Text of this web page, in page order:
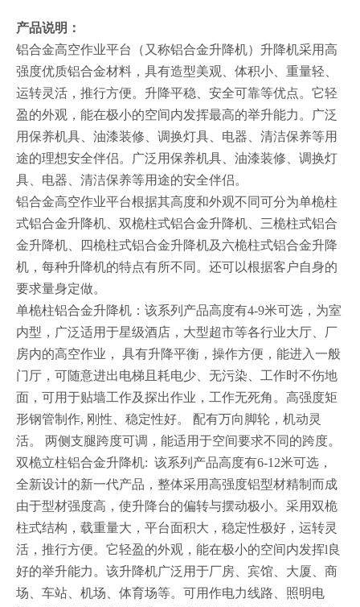
产品说明：
铝合金高空作业平台（又称铝合金升降机）升降机采用高
强度优质铝合金材料，具有造型美观、体积小、重量轻、
运转灵活，推行方便。升降平稳、安全可靠等优点。它轻
盈的外观，能在极小的空间内发挥最高的举升能力。广泛
用保养机具、油漆装修、调换灯具、电器、清洁保养等用
途的理想安全伴侣。广泛用保养机具、油漆装修、调换灯
具、电器、清洁保养等用途的安全伴侣。
铝合金高空作业平台根据其高度和外观不同可分为单桅柱
式铝合金升降机、双桅柱式铝合金升降机、三桅柱式铝合
金升降机、四桅柱式铝合金升降机及六桅柱式铝合金升降
机，每种升降机的特点有所不同。还可以根据客户自身的
要求量身定做。
单桅柱铝合金升降机：该系列产品高度有4-9米可选，为室
内型，广泛适用于星级酒店，大型超市等各行业大厅、厂
房内的高空作业， 具有升降平衡，操作方便，能进入一般
门厅，可随意进出电梯且耗电少、无污染、工作时不伤地
面，可用于贴墙工作及探出作业，工作无死角。高强度矩
形钢管制作, 刚性、稳定性好。 配有万向脚轮，机动灵
活。 两侧支腿跨度可调，能适用于空间要求不同的跨度。
双桅立柱铝合金升降机: 该系列产品高度有6-12米可选，
全新设计的新一代产品，整体采用高强度铝型材精制而成
由于型材强度高，使升降台的偏转与摆动极小。采用双桅
柱式结构，载重量大，平台面积大，稳定性极好，运转灵
活，推行方便。它轻盈的外观，能在极小的空间内发挥l良
好的举升能力。该升降机广泛用于厂房、宾馆、大厦、商
场、车站、机场、体育场等。可用作电力线路、照明电